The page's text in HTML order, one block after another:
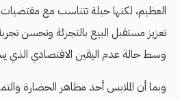
العظيم، لكنها حيلة تتناسب مع
تعزيز مستقبل البيع بالتجزئة وتحسن
وسط حالة عدم اليقين الاقتصادي الذي
وبما أن الملابس أحد مظاهر الحضارة